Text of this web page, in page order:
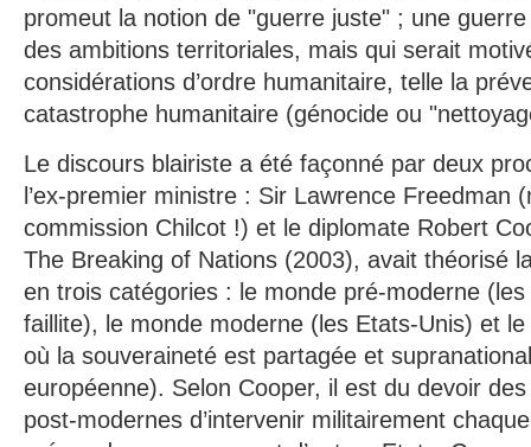
promeut la notion de "guerre juste" ; une
des ambitions territoriales, mais qui serait
considérations d’ordre humanitaire, telle la
catastrophe humanitaire (génocide ou
Le discours blairiste a été façonné par deux
l’ex-premier ministre : Sir Lawrence Freedman
commission Chilcot !) et le diplomate Robert
The Breaking of Nations (2003), avait théorisé
en trois catégories : le monde pré-moderne
faillite), le monde moderne (les Etats-Unis) et
où la souveraineté est partagée et
européenne). Selon Cooper, il est du devoir
post-modernes d’intervenir militairement